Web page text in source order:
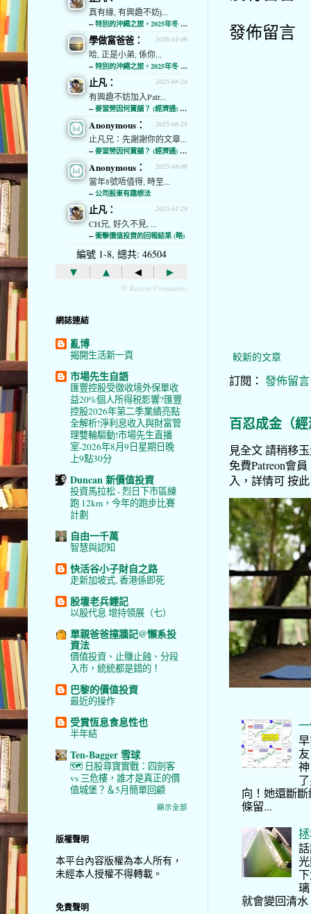
發佈留言
較新的文章
訂閱： 發佈留
百忍成金（
見全文 請稍移
免費Patreon會
入，詳情可 按
向！她還斷
條留...
就會變回清
真有緣, 有興趣不妨j...
-- 特別的沖繩之旅，2025年冬 (經濟通)
2026-01-06
學做富爸爸：
哈, 正是小弟, 係你...
-- 特別的沖繩之旅，2025年冬 (經濟通)
2025-08-28
止凡：
有興趣不妨加入Patr...
-- 麥當勞因何賣舖？ (經濟通) (略)
2025-08-28
Anonymous：
止凡兄：先謝謝你的文章...
-- 麥當勞因何賣舖？ (經濟通) (略)
2025-08-06
Anonymous：
當年8號唔值得, 時至...
-- 公司股東有趣想法
2025-01-28
止凡：
CH兄, 好久不見, ...
-- 衝擊價值投資的回報結果 (略)
編號 1-8, 總共: 46504
▾ ▴ ◂ ▸
ⓦ Recent Comments
網誌連結
亂博
揭開生活新一頁
市場先生自語
匯豐控股受徵收境外保單收
益20%個人所得税影響?匯豐
控股2026年第二季業績亮點
全解析!淨利息收入與財富管
理雙輪驅動!市場先生直播
室-2026年8月9日星期日晚
上9點30分
Duncan 新價值投資
投資馬拉松 - 烈日下市區練
跑 12km，今年的跑步比賽
計劃
自由一千萬
智慧與認知
快活谷小子財自之路
走新加坡式, 香港係即死
股壇老兵鍾記
以股代息 增持領展（七）
單親爸爸撞牆記@懶系投
資法
價值投資、止賺止蝕、分段
入市，統統都是錯的！
巴黎的價值投資
最近的操作
受賞恆息食息性也
半年結
Ten-Bagger 雪球
🗺️ 日股尋寶實戰：四劍客
vs 三危樓，誰才是真正的價
值城堡？＆5月簡單回顧
顯示全部
版權聲明
本平台內容版權為本人所有，
未經本人授權不得轉載。
免責聲明